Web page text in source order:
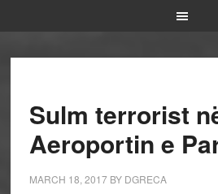
Sulm terrorist
Aeroportin e
MARCH 18, 2017BY DGRECA